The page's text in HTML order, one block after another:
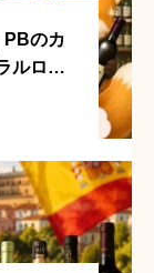
PBのカ
ルロー